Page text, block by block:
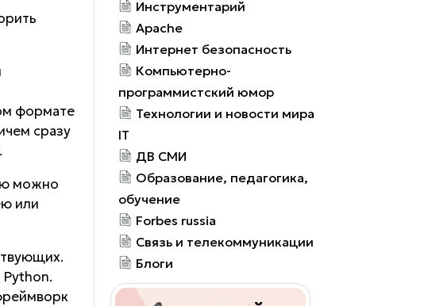
формате
сразу
можно
или
Инструментарий
Apache
Интернет безопасность
Компьютерно-
программистский юмор
Технологии и новости мира
IT
ДВ СМИ
Образование, педагогика,
обучение
Forbes russia
Связь и телекоммуникации
Блоги